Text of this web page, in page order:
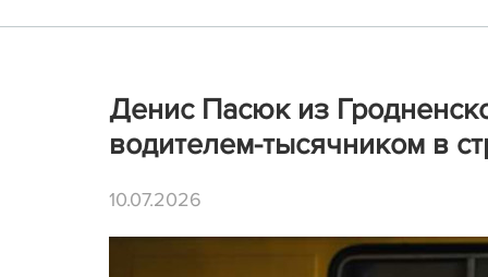
Денис Пасюк из
водителем-тысячником в
10.07.2026